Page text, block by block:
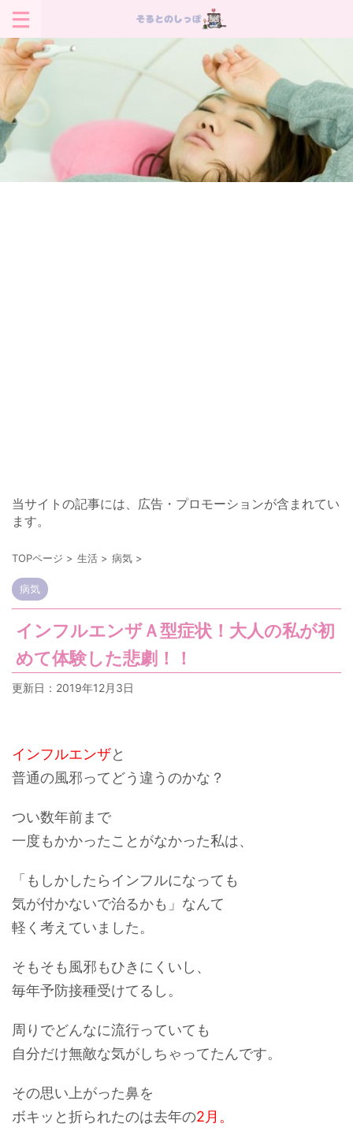
当サイトの記事には、広告・プロモーションが含まれてい
ます。
TOPページ > 生活 > 病気 >
病気
インフルエンザＡ型症状！大人の私が初
めて体験した悲劇！！
更新日： 2019年12月3日
インフルエンザと
普通の風邪ってどう違うのかな？
つい数年前まで
一度もかかったことがなかった私は、
「もしかしたらインフルになっても
気が付かないで治るかも」なんて
軽く考えていました。
そもそも風邪もひきにくいし、
毎年予防接種受けてるし。
周りでどんなに流行っていても
自分だけ無敵な気がしちゃってたんです。
その思い上がった鼻を
ボキッと折られたのは去年の2月。